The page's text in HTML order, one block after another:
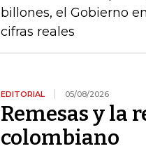
billones, el Gobierno
cifras reales
EDITORIAL 05/08/2026
Remesas y la
colombiano